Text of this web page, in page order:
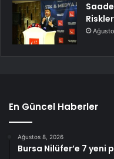
Riskler
En Güncel Haberler
Ağustos 8, 2026
Bursa Nilüfer’e 7 yeni